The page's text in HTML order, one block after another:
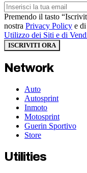
Premendo il tasto
nostra Privacy Policy e
Utilizzo dei Siti e di
ISCRIVITI ORA
Network
Auto
Autosprint
Inmoto
Motosprint
Guerin Sportivo
Store
Utilities